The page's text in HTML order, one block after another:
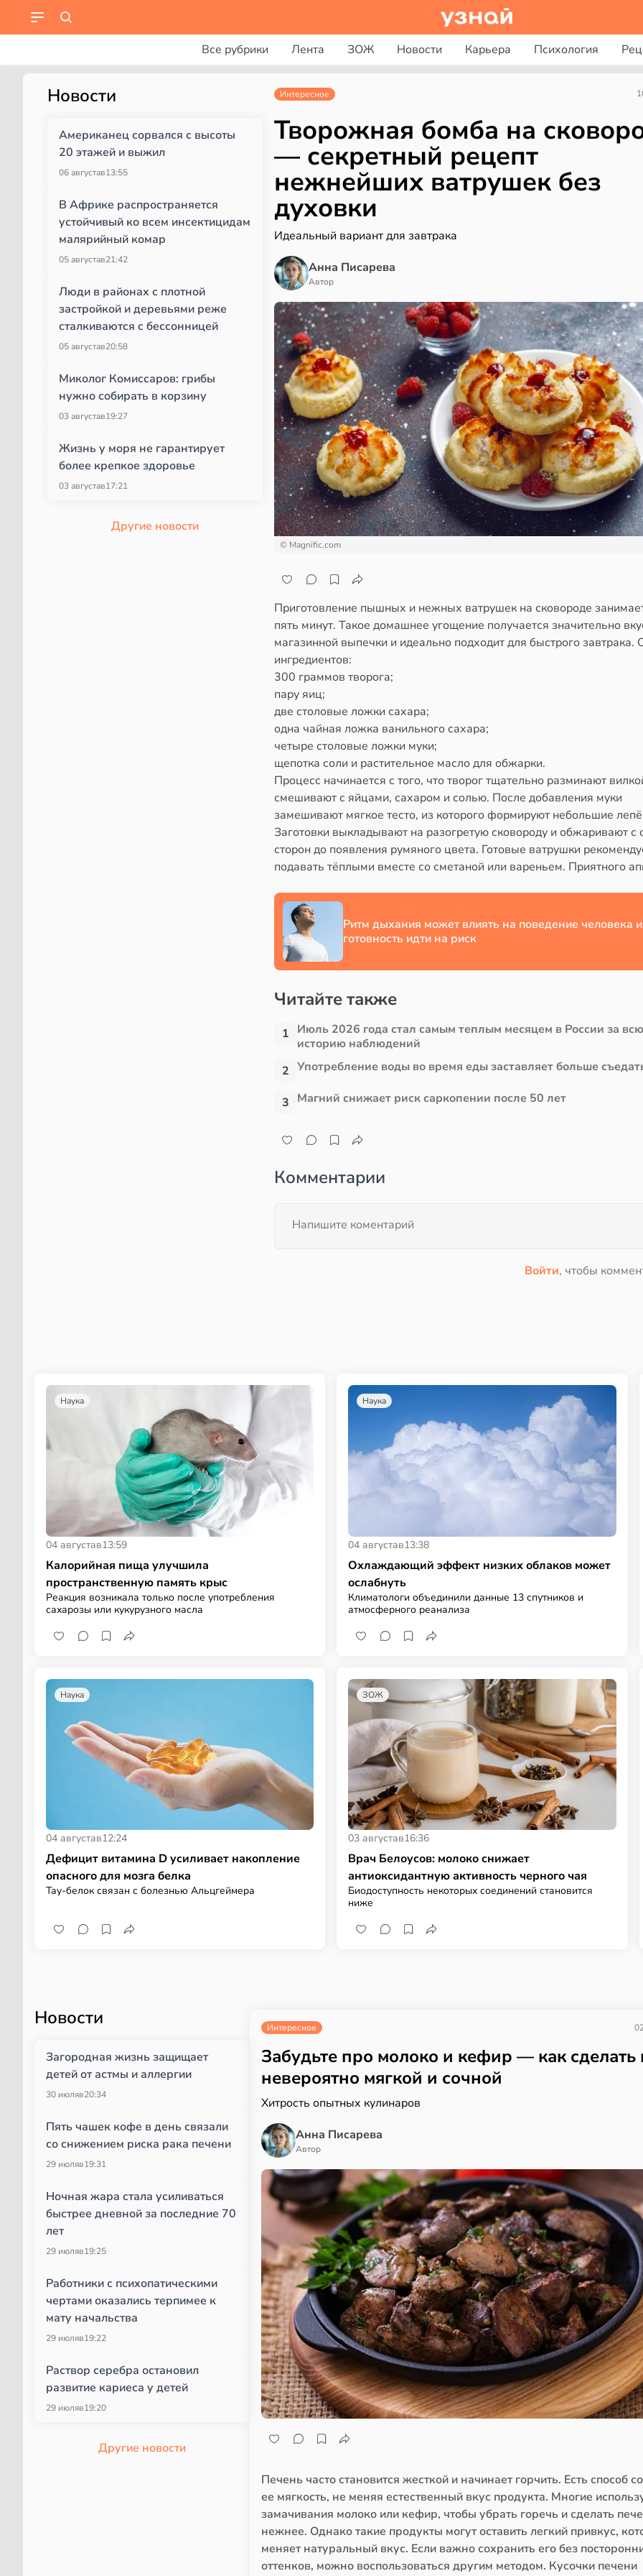
Все рубрики Лента ЗОЖ Новости Карьера Психология
Новости
Американец сорвался с высоты
20 этажей и выжил
06 августав13:55
В Африке распространяется
устойчивый ко всем инсектицидам
малярийный комар
05 августав21:42
Люди в районах с плотной
застройкой и деревьями реже
сталкиваются с бессонницей
05 августав20:58
Миколог Комиссаров: грибы
нужно собирать в корзину
03 августав19:27
Жизнь у моря не гарантирует
более крепкое здоровье
03 августав17:21
Другие новости
Интересное
Творожная бомба на
— секретный рецепт
нежнейших ватрушек без
духовки
Идеальный вариант для завтрака
Анна Писарева
Автор
© Magnific.com
Приготовление пышных и нежных ватрушек на сковороде
пять минут. Такое домашнее угощение получается значительно
магазинной выпечки и идеально подходит для быстрого завтрака.
ингредиентов:
300 граммов творога;
пару яиц;
две столовые ложки сахара;
одна чайная ложка ванильного сахара;
четыре столовые ложки муки;
щепотка соли и растительное масло для обжарки.
Процесс начинается с того, что творог тщательно разминают
смешивают с яйцами, сахаром и солью. После добавления муки
замешивают мягкое тесто, из которого формируют небольшие
Заготовки выкладывают на разогретую сковороду и обжаривают с
сторон до появления румяного цвета. Готовые ватрушки
подавать тёплыми вместе со сметаной или вареньем. Приятного
Ритм дыхания может влиять на поведение человека
готовность идти на риск
Читайте также
1 Июль 2026 года стал самым теплым месяцем в России за всю
историю наблюдений
2 Употребление воды во время еды заставляет больше
3 Магний снижает риск саркопении после 50 лет
Комментарии
Войти, чтобы
Наука
04 августав13:59
Калорийная пища улучшила
пространственную память крыс
Реакция возникала только после употребления
сахарозы или кукурузного масла
Наука
04 августав13:38
Охлаждающий эффект низких облаков может
ослабнуть
Климатологи объединили данные 13 спутников и
атмосферного реанализа
Наука
04 августав12:24
Дефицит витамина D усиливает накопление
опасного для мозга белка
Тау-белок связан с болезнью Альцгеймера
ЗОЖ
03 августав16:36
Врач Белоусов: молоко снижает
антиоксидантную активность черного чая
Биодоступность некоторых соединений становится
ниже
Новости
Загородная жизнь защищает
детей от астмы и аллергии
30 июляв20:34
Пять чашек кофе в день связали
со снижением риска рака печени
29 июляв19:31
Ночная жара стала усиливаться
быстрее дневной за последние 70
лет
29 июляв19:25
Работники с психопатическими
чертами оказались терпимее к
мату начальства
29 июляв19:22
Раствор серебра остановил
развитие кариеса у детей
29 июляв19:20
Другие новости
Интересное
Забудьте про молоко и кефир — как сделать
невероятно мягкой и сочной
Хитрость опытных кулинаров
Анна Писарева
Автор
Печень часто становится жесткой и начинает горчить. Есть способ
ее мягкость, не меняя естественный вкус продукта. Многие
замачивания молоко или кефир, чтобы убрать горечь и сделать
нежнее. Однако такие продукты могут оставить легкий привкус,
меняет натуральный вкус. Если важно сохранить его без
оттенков, можно воспользоваться другим методом. Кусочки печени